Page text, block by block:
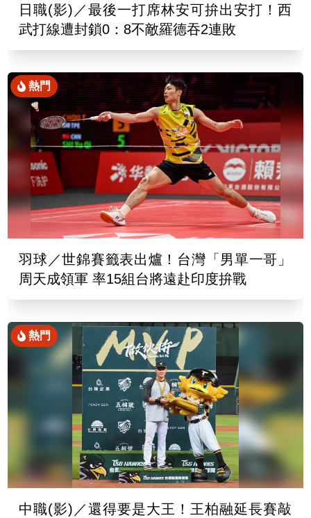
日職(影)／最後一打席林安可拚出安打！西
武打線遭封鎖0：8不敵羅德吞2連敗
熱門
羽球／世錦賽籤表出爐！台灣「男單一哥」
周天成領軍 率15組台將遠赴印度拚戰
熱門
中職(影)／還得要是大王！王柏融延長賽敲